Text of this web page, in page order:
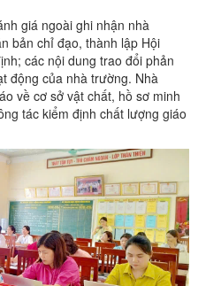
giá ngoài ghi nhận nhà
bản chỉ đạo, thành lập Hội
các nội dung trao đổi phản
động của nhà trường. Nhà
về cơ sở vật chất, hồ sơ minh
tác kiểm định chất lượng giáo